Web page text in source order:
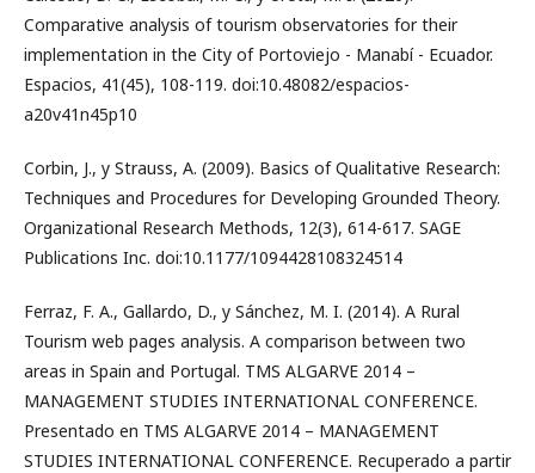
Comparative analysis of tourism observatories for their
implementation in the City of Portoviejo - Manabí - Ecuador.
Espacios, 41(45), 108-119. doi:10.48082/espacios-
a20v41n45p10
Corbin, J., y Strauss, A. (2009). Basics of Qualitative Research:
Techniques and Procedures for Developing Grounded Theory.
Organizational Research Methods, 12(3), 614-617. SAGE
Publications Inc. doi:10.1177/1094428108324514
Ferraz, F. A., Gallardo, D., y Sánchez, M. I. (2014). A Rural
Tourism web pages analysis. A comparison between two
areas in Spain and Portugal. TMS ALGARVE 2014 –
MANAGEMENT STUDIES INTERNATIONAL CONFERENCE.
Presentado en TMS ALGARVE 2014 – MANAGEMENT
STUDIES INTERNATIONAL CONFERENCE. Recuperado a partir